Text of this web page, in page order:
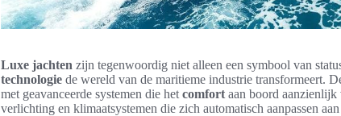
Luxe jachten zijn tegenwoordig niet alleen een symbool van
technologie de wereld van de maritieme industrie transformeert.
met geavanceerde systemen die het comfort aan boord
verlichting en klimaatsystemen die zich automatisch aanpassen